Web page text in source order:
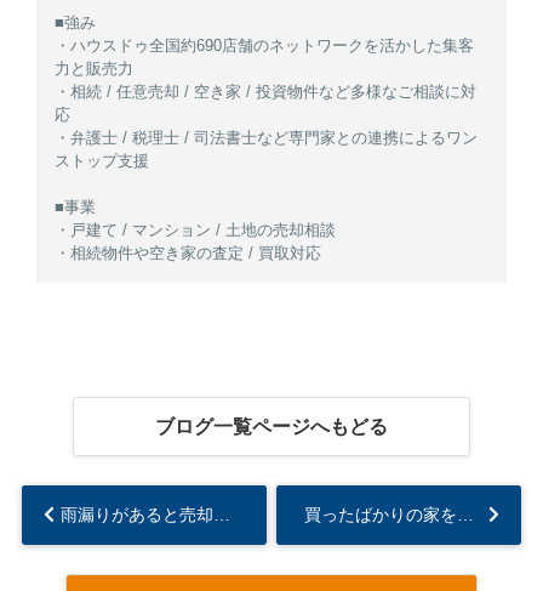
■強み
・ハウスドゥ全国約690店舗のネットワークを活かした集客
力と販売力
・相続 / 任意売却 / 空き家 / 投資物件など多様なご相談に対
応
・弁護士 / 税理士 / 司法書士など専門家との連携によるワン
ストップ支援
■事業
・戸建て / マンション / 土地の売却相談
・相続物件や空き家の査定 / 買取対応
ブログ一覧ページへもどる